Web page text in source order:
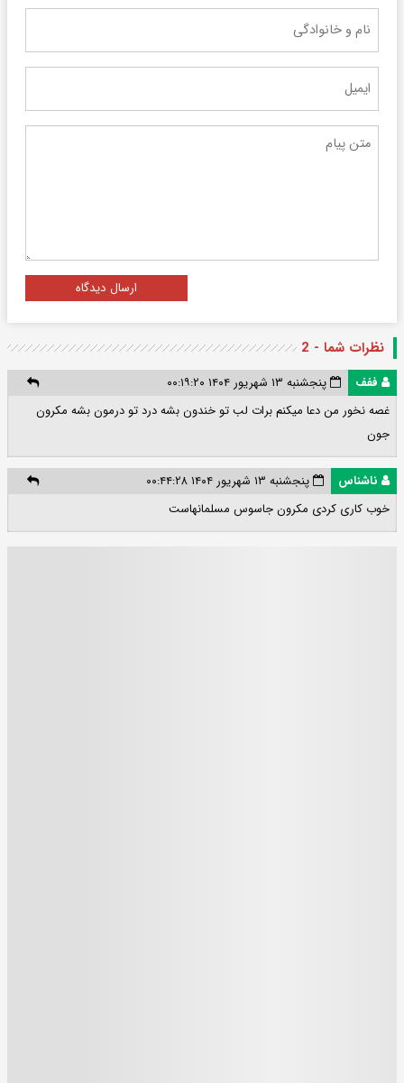
ارسال دیدگاه
نظرات شما - 2
ففف
پنجشنبه ۱۳ شهریور ۱۴۰۴ ۰۰:۱۹:۲۰
غصه نخور من دعا میکنم برات لب تو خندون بشه درد تو درمون بشه مکرون
جون
ناشناس
پنجشنبه ۱۳ شهریور ۱۴۰۴ ۰۰:۴۴:۲۸
خوب کاری کردی مکرون جاسوس مسلمانهاست